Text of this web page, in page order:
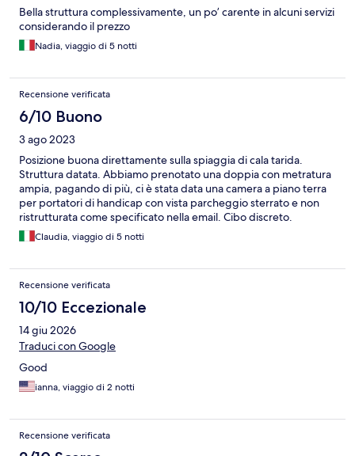
Bella struttura complessivamente, un po’ carente in alcuni servizi
considerando il prezzo
Nadia, viaggio di 5 notti
Recensione verificata
6/10 Buono
3 ago 2023
Posizione buona direttamente sulla spiaggia di cala tarida.
Struttura datata. Abbiamo prenotato una doppia con metratura
ampia, pagando di più, ci è stata data una camera a piano terra
per portatori di handicap con vista parcheggio sterrato e non
ristrutturata come specificato nella email. Cibo discreto.
Personale molto gentile e disponibile
Claudia, viaggio di 5 notti
Recensione verificata
10/10 Eccezionale
14 giu 2026
Traduci con Google
Good
ianna, viaggio di 2 notti
Recensione verificata